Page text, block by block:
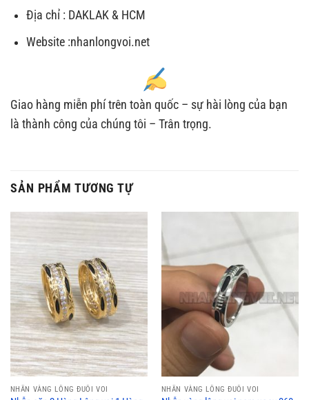
Địa chỉ : DAKLAK & HCM
Website :nhanlongvoi.net
Giao hàng miễn phí trên toàn quốc – sự hài lòng của bạn
là thành công của chúng tôi – Trân trọng.
SẢN PHẨM TƯƠNG TỰ
NHẪN VÀNG LÔNG ĐUÔI VOI NHẪN VÀNG LÔNG ĐUÔI VOI